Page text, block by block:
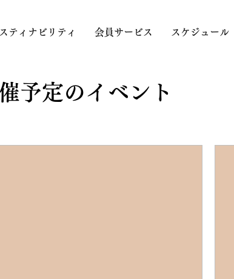
ティナビリティ 会員サービス スケジュール
予定のイベント